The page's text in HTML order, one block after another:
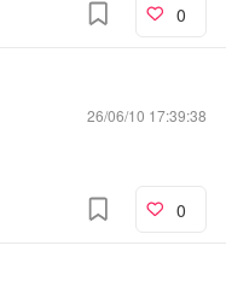
0
26/06/10 17:39:38
0